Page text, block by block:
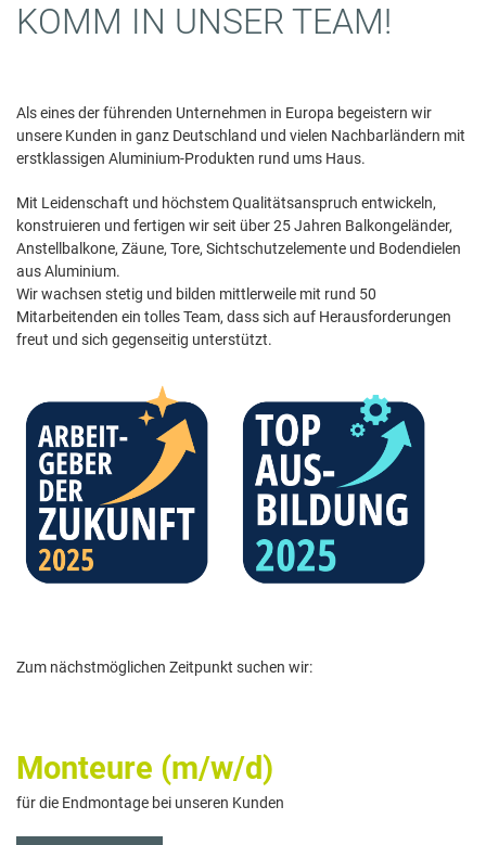
KOMM IN UNSER TEAM!
Als eines der führenden Unternehmen in Europa begeistern wir
unsere Kunden in ganz Deutschland und vielen Nachbarländern mit
erstklassigen Aluminium-Produkten rund ums Haus.
Mit Leidenschaft und höchstem Qualitätsanspruch entwickeln,
konstruieren und fertigen wir seit über 25 Jahren Balkongeländer,
Anstellbalkone, Zäune, Tore, Sichtschutzelemente und Bodendielen
aus Aluminium.
Wir wachsen stetig und bilden mittlerweile mit rund 50
Mitarbeitenden ein tolles Team, dass sich auf Herausforderungen
freut und sich gegenseitig unterstützt.
Zum nächstmöglichen Zeitpunkt suchen wir:
Monteure (m/w/d)
für die Endmontage bei unseren Kunden